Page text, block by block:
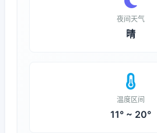
夜间天气
晴
温度区间
11° ~ 20°